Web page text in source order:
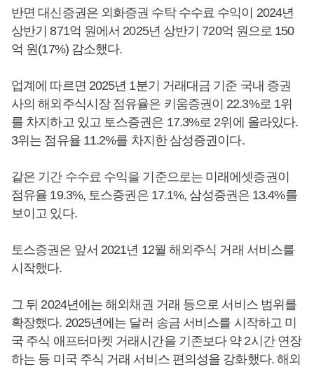
반면 대신증권은 외화증권 수탁 수수료 수익이 2024년
상반기 871억 원에서 2025년 상반기 720억 원으로 150
억 원(17%) 감소했다.
업계에 따르면 2025년 1분기 거래대금 기준 국내 증권
사의 해외주식시장 점유율은 키움증권이 22.3%로 1위
를 차지하고 있고 토스증권은 17.3%로 2위에 올라있다.
3위는 점유율 11.2%를 차지한 삼성증권이다.
같은 기간 수수료 수익을 기준으로는 미래에셋증권이
점유율 19.3%, 토스증권은 17.1%, 삼성증권은 13.4%를
보이고 있다.
토스증권은 앞서 2021년 12월 해외주식 거래 서비스를
시작했다.
그 뒤 2024년에는 해외채권 거래 등으로 서비스 범위를
확장했다. 2025년에는 달러 송금 서비스를 시작하고 미
국 주식 애프터마켓 거래시간을 기존보다 약 2시간 연장
하는 등 미국 주식 거래 서비스 편의성을 강화했다. 해외